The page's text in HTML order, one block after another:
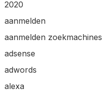
2020
aanmelden
aanmelden zoekmachines
adsense
adwords
alexa